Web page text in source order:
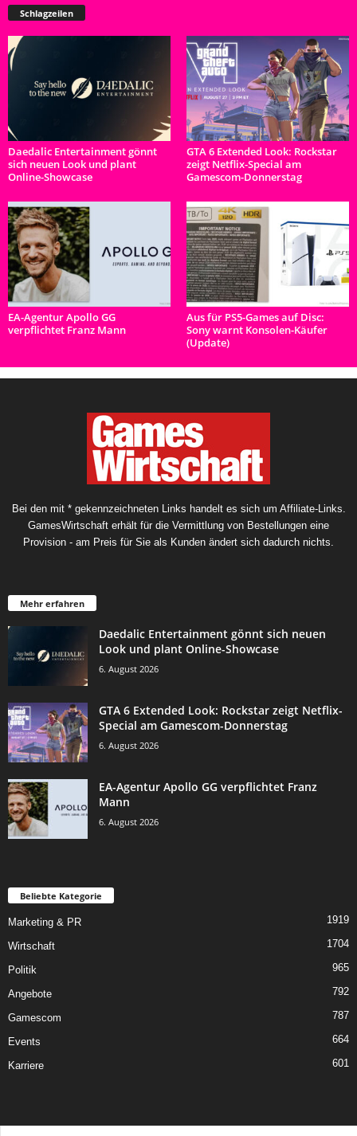
Schlagzeilen
Daedalic Entertainment gönnt
sich neuen Look und plant
Online-Showcase
GTA 6 Extended Look: Rockstar
zeigt Netflix-Special am
Gamescom-Donnerstag
EA-Agentur Apollo GG
verpflichtet Franz Mann
Aus für PS5-Games auf Disc:
Sony warnt Konsolen-Käufer
(Update)
Bei den mit * gekennzeichneten Links handelt es sich um Affiliate-Links.
GamesWirtschaft erhält für die Vermittlung von Bestellungen eine
Provision - am Preis für Sie als Kunden ändert sich dadurch nichts.
Mehr erfahren
Daedalic Entertainment gönnt sich neuen
Look und plant Online-Showcase
6. August 2026
GTA 6 Extended Look: Rockstar zeigt Netflix-
Special am Gamescom-Donnerstag
6. August 2026
EA-Agentur Apollo GG verpflichtet Franz
Mann
6. August 2026
Beliebte Kategorie
Marketing & PR 1919
Wirtschaft 1704
Politik 965
Angebote 792
Gamescom 787
Events 664
Karriere 601